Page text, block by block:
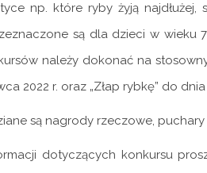
np. które ryby żyją
są dla dzieci w wieku
należy dokonać na
2022 r. oraz „Złap rybkę” do
są nagrody rzeczowe, puchary
dotyczących konkursu